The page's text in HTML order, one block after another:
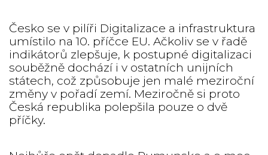
Česko se v pilíři Digitalizace a infrastruktura
umístilo na 10. příčce EU. Ačkoliv se v řadě
indikátorů zlepšuje, k postupné digitalizaci
souběžně dochází i v ostatních unijních
státech, což způsobuje jen malé meziroční
změny v pořadí zemí. Meziročně si proto
Česká republika polepšila pouze o dvě
příčky.